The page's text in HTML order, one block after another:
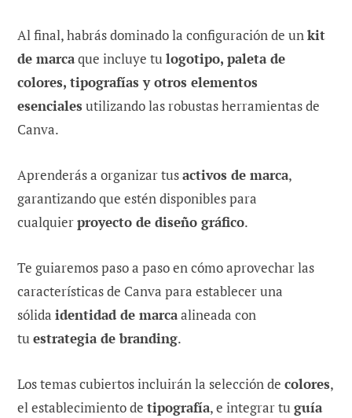
Al final, habrás dominado la configuración de unkit
de marcaque incluye tulogotipo, paleta de
colores, tipografías y otros elementos
esenciales utilizando las robustas herramientas de
Canva.
Aprenderás a organizar tusactivos de marca,
garantizando que estén disponibles para
cualquierproyecto de diseño gráfico.
Te guiaremos paso a paso en cómo aprovechar las
características de Canva para establecer una
sólida identidad de marcaalineada con
tuestrategia de branding.
Los temas cubiertos incluirán la selección de colores,
el establecimiento de tipografía, e integrar tuguía